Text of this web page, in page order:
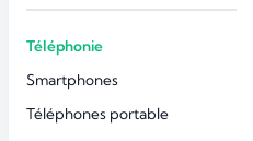
Téléphonie
Smartphones
Téléphones portable